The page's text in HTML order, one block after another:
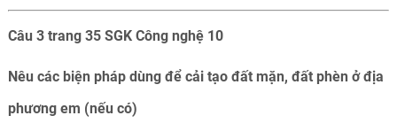
Câu 3 trang 35 SGK Công nghệ 10
Nêu các biện pháp dùng để cải tạo đất mặn, đất phèn ở địa
phương em (nếu có)